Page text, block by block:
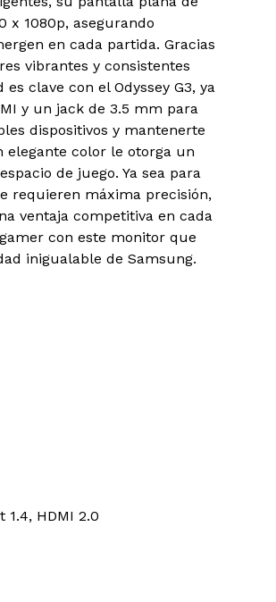
x 1080p, asegurando
en cada partida. Gracias
vibrantes y consistentes
clave con el Odyssey G3, ya
y un jack de 3.5 mm para
dispositivos y mantenerte
elegante color le otorga un
de juego. Ya sea para
requieren máxima precisión,
ventaja competitiva en cada
con este monitor que
inigualable de Samsung.
HDMI 2.0